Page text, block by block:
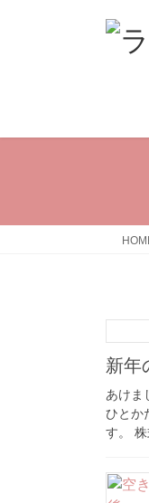
ス
ン
新年
あけま
ひとか
す。